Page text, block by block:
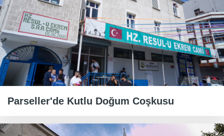
​​​​​​​Parseller'de Kutlu Doğum Coşkusu